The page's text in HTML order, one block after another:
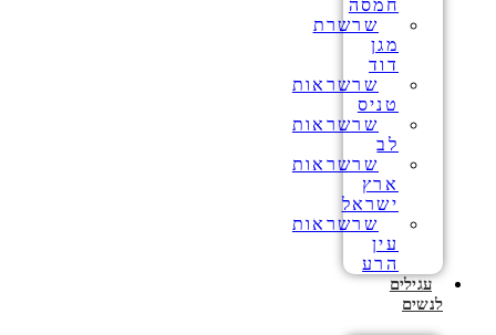
חמסה
שרשרת
מגן
דוד
שרשראות
טניס
שרשראות
לב
שרשראות
ארץ
ישראל
שרשראות
עין
הרע
עגילים
לנשים